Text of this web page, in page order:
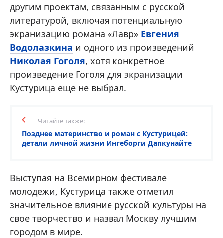
другим проектам, связанным с русской
литературой, включая потенциальную
экранизацию романа «Лавр» Евгения
Водолазкина и одного из произведений
Николая Гоголя, хотя конкретное
произведение Гоголя для экранизации
Кустурица еще не выбрал.
Читайте также:
Позднее материнство и роман с Кустурицей:
детали личной жизни Ингеборги Дапкунайте
Выступая на Всемирном фестивале
молодежи, Кустурица также отметил
значительное влияние русской культуры на
свое творчество и назвал Москву лучшим
городом в мире.